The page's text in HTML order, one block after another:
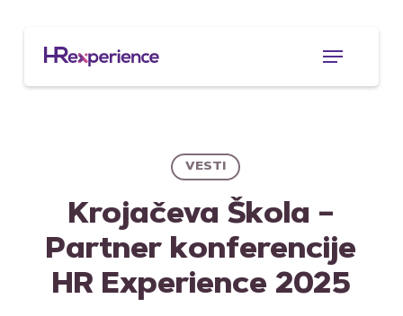
content
Menu
VESTI
Krojačeva Škola –
Partner konferencije
HR Experience 2025